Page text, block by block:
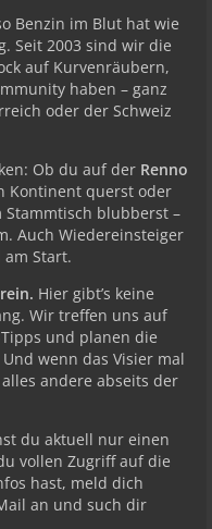
Benzin im Blut hat wie
Seit 2003 sind wir die
auf Kurvenräubern,
haben – ganz
oder der Schweiz
Ob du auf der Renno
Kontinent querst oder
Stammtisch blubberst –
Auch Wiedereinsteiger
Start.
Hier gibt’s keine
Wir treffen uns auf
und planen die
wenn das Visier mal
andere abseits der
du aktuell nur einen
vollen Zugriff auf die
hast, meld dich
an und such dir